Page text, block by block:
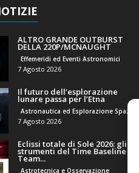
ALTRO GRANDE OUTBURST
DELLA 220P/MCNAUGHT
Effemeridi ed Eventi Astronomici
7 Agosto 2026
Il futuro dell’esplorazione
lunare passa per l’Etna
7 Agosto 2026
Eclissi totale di Sole 2026: gli
strumenti del Time Baseline
Team...
Astrotecnica e Osservazione